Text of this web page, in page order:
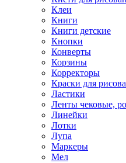
Клеи
Книги
Книги детские
Кнопки
Конверты
Корзины
Корректоры
Краски для
Ластики
Ленты чековые,
Линейки
Лотки
Лупа
Маркеры
Мел